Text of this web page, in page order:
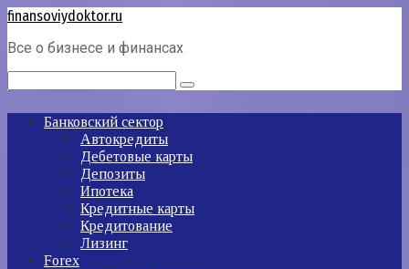
Перейти
контенту
finansoviydoktor.ru
Все о бизнесе и финансах
Банковский сектор
Автокредиты
Дебетовые карты
Депозиты
Ипотека
Кредитные карты
Кредитование
Лизинг
Forex